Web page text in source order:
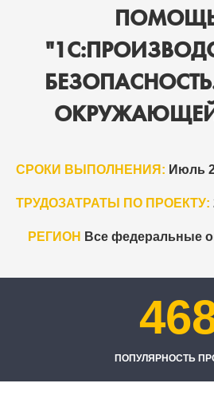
СРОКИ ВЫПОЛНЕНИЯ: Июль
ТРУДОЗАТРАТЫ ПО ПРОЕКТУ:
РЕГИОН Все федеральные
ПОПУЛЯРНОСТЬ